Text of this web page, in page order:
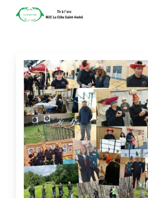
content